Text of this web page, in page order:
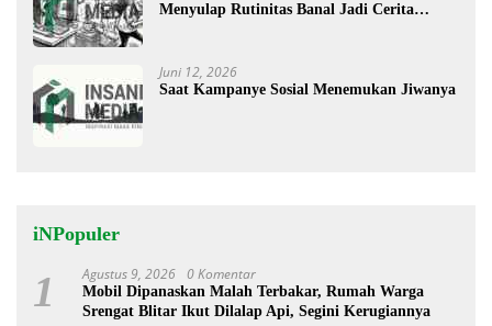
Menyulap Rutinitas Banal Jadi Cerita
Juni 12, 2026
Saat Kampanye Sosial Menemukan Jiwanya
iNPopuler
1 Agustus 9, 2026 0 Komentar
Mobil Dipanaskan Malah Terbakar, Rumah Warga
Srengat Blitar Ikut Dilalap Api, Segini Kerugiannya